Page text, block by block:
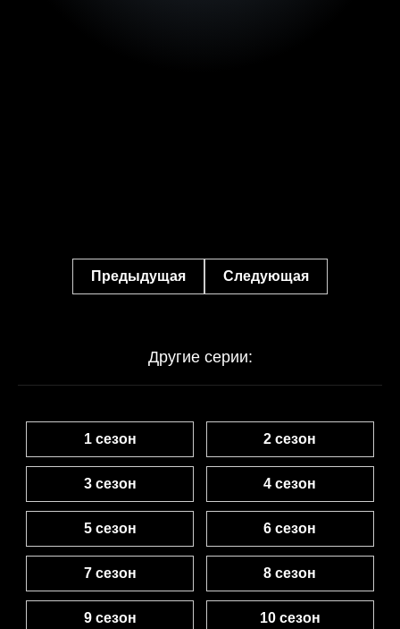
Предыдущая Следующая
Другие серии:
1 сезон 2 сезон
3 сезон 4 сезон
5 сезон 6 сезон
7 сезон 8 сезон
9 сезон 10 сезон